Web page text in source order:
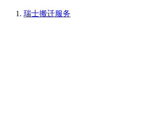
瑞士搬迁服务